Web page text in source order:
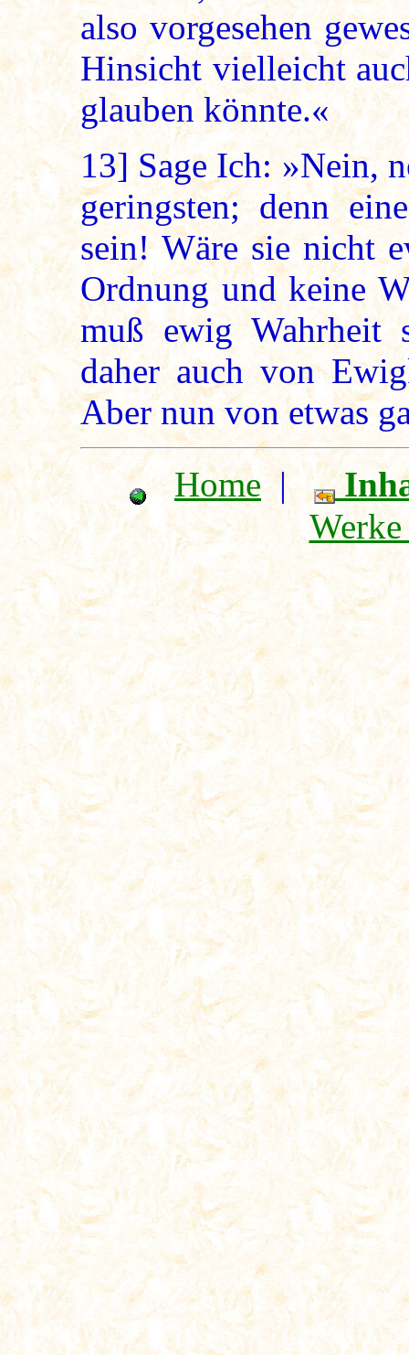
also vorgesehen
Hinsicht vielleicht
glauben könnte.«
13] Sage Ich: »Nein,
geringsten; denn
sein! Wäre sie nicht
Ordnung und keine
muß ewig Wahrheit
daher auch von
Aber nun von etwas
Home |